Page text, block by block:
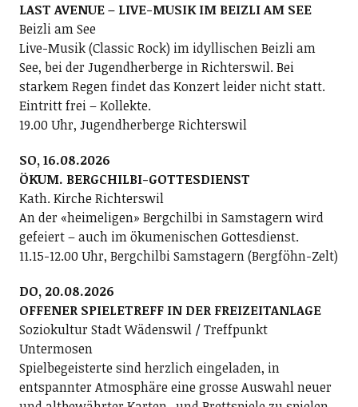
LAST AVENUE – LIVE-MUSIK IM BEIZLI AM SEE
Beizli am See
Live-Musik (Classic Rock) im idyllischen Beizli am
See, bei der Jugendherberge in Richterswil. Bei
starkem Regen findet das Konzert leider nicht statt.
Eintritt frei – Kollekte.
19.00 Uhr, Jugendherberge Richterswil
SO, 16.08.2026
ÖKUM. BERGCHILBI-GOTTESDIENST
Kath. Kirche Richterswil
An der «heimeligen» Bergchilbi in Samstagern wird
gefeiert – auch im ökumenischen Gottesdienst.
11.15-12.00 Uhr, Bergchilbi Samstagern (Bergföhn-Zelt)
DO, 20.08.2026
OFFENER SPIELETREFF IN DER FREIZEITANLAGE
Soziokultur Stadt Wädenswil / Treffpunkt
Untermosen
Spielbegeisterte sind herzlich eingeladen, in
entspannter Atmosphäre eine grosse Auswahl neuer